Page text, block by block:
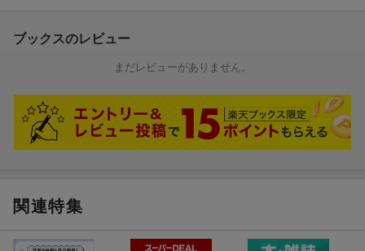
ブックスのレビュー
まだレビューがありません。
関連特集